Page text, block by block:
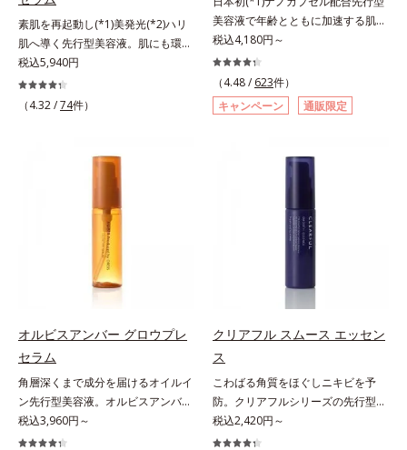
素肌を再起動し(*1)美発光(*2)ハリ
肌へ導く先行型美容液。肌にも環境
にも、いいことを——。
「CLEANENCE（クリーンエン
ス）」が目指すのは、まっさらな素
されるはずだった原料や資源を「ア
ップサイクル（そのまま再利用する
めるような加工を行う）」。不要と
されるものを生まれ変わらせて新し
いパワーを引き出し、サイエンスの
力でまっさらな素肌へと導くクリー
ンビューティブランドです。
税込5,940円
（4.32 /74件）
美容液で年齢とともに加速する肌悩
み(*2)にブレーキを。スキンケアの
打ち止め感に。年齢とともに加速す
る肌悩み(*2)にブレーキをかけ、化
粧水前の土台(*3)づくりで、うるお
いに満ち満ちた内側から弾むような
と不安…。いろいろケアしているの
に、あと一歩肌悩みが晴れない…。
そんな大人の肌悩みにアプローチす
る先行型美容液です。日本初(*1)、
毛穴約1/1000ナノサイズの極小カ
プセルの表面は肌になじみやすい構
透をサポートし、角層すみずみをう
るおいで満たします。さらに“うる
じみ感をUP。化粧水前に使うこと
で、普段の化粧水の手ごたえをより
実感できる、しっとり整った肌状態
へ。化粧水前に2プッシュ使うだけ
で、うるおいのすき間にぐんぐん入
り込み、うるおいで満ち満ちたハリ
税込4,180円～
（4.48 / 623件）
キャンペーン
通販限定
オルビスアンバー グロウプレ
セラム
角層深くまで成分を届けるオイルイ
ン先行型美容液。オルビスアンバー
は、いつも⾃然体で美しくありたい
と願う⼤⼈世代に寄り添うブランド
税込3,960円～
クリアフル スムース エッセン
ス
こわばる角質をほぐしニキビを予
防。クリアフルシリーズの先行型美
容液。くり返しニキビの根本原因と
毛穴の両方にアプローチする、薬用
税込2,420円～